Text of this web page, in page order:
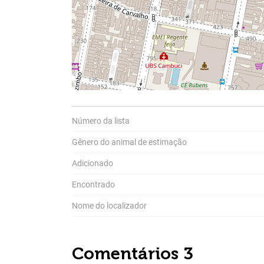
Número da lista
Gênero do animal de estimação
Adicionado
Encontrado
Nome do localizador
Comentários 3